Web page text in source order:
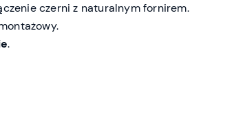
czerni z naturalnym fornirem.
.